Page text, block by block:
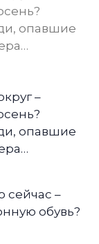
опавшие
–
опавшие
сейчас –
обувь?